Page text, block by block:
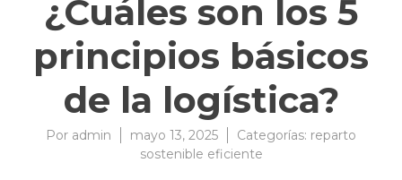
¿Cuáles son los 5
principios básicos
de la logística?
Por admin mayo 13, 2025 Categorías: reparto
sostenible eficiente